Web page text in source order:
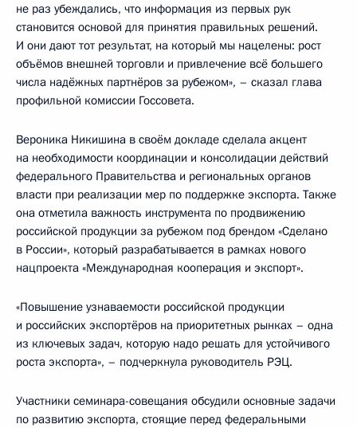
не раз убеждались, что информация из первых рук
становится основой для принятия правильных решений.
И они дают тот результат, на который мы нацелены: рост
объёмов внешней торговли и привлечение всё большего
числа надёжных партнёров за рубежом», – сказал глава
профильной комиссии Госсовета.
Вероника Никишина в своём докладе сделала акцент
на необходимости координации и консолидации действий
федерального Правительства и региональных органов
власти при реализации мер по поддержке экспорта. Также
она отметила важность инструмента по продвижению
российской продукции за рубежом под брендом «Сделано
в России», который разрабатывается в рамках нового
нацпроекта «Международная кооперация и экспорт».
«Повышение узнаваемости российской продукции
и российских экспортёров на приоритетных рынках – одна
из ключевых задач, которую надо решать для устойчивого
роста экспорта», – подчеркнула руководитель РЭЦ.
Участники семинара-совещания обсудили основные задачи
по развитию экспорта, стоящие перед федеральными